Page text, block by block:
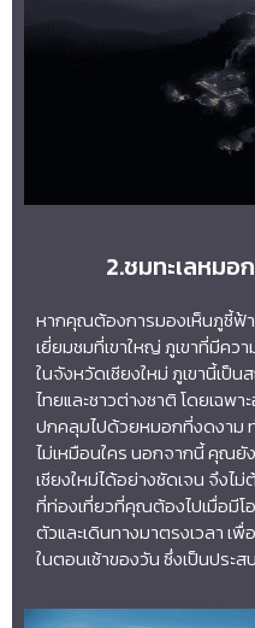
2.ชมทะเลหม
หากคุณต้องการมองเห็นภูชี้ฟ้
เยี่ยมชมที่เขาใหญ่ ภูเขาที่มีคว
ในจังหวัดเชียงใหม่ ภูเขานี้เป็
ไทยและชาวต่างชาติ โดยเฉพ
ปกคลุมไปด้วยหมอกที่งดงาม
ไม่เหมือนใคร นอกจากนี้ คุณยั
เชียงใหม่ได้อย่างชัดเจน จึงไ
ที่ท่องเที่ยวที่คุณต้องไปเมื่อมีโ
ตัวและเดินทางมาตรงเวลา เ
ในตอนเช้าของวัน ซึ่งเป็นประ